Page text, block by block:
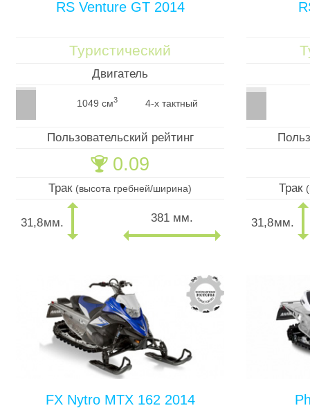
RS Venture GT 2014
Туристический
Двигатель
1049 см3 4-х тактный
Пользовательский рейтинг
🏆 0.09
Трак (высота гребней/ширина)
31,8мм. 381 мм.
Трак
31,8мм.
FX Nytro MTX 162 2014